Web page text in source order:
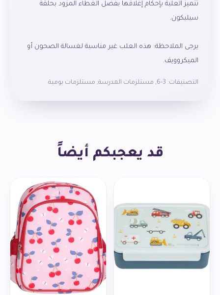
تتميز العلبة بإحكام إغلاقها بفضل الغطاء المزود بحلقة
يرجى الملاحظة: هذه العلب غير مناسبة لغسالة الصحون أو
مصنوعة من مادة البولي بروبيلين الخالية من مادة BPA.
التصنيفات: 3-6
, مستلزمات المدرسة, مستلزمات يومية
قد يعجبكم أيضاً